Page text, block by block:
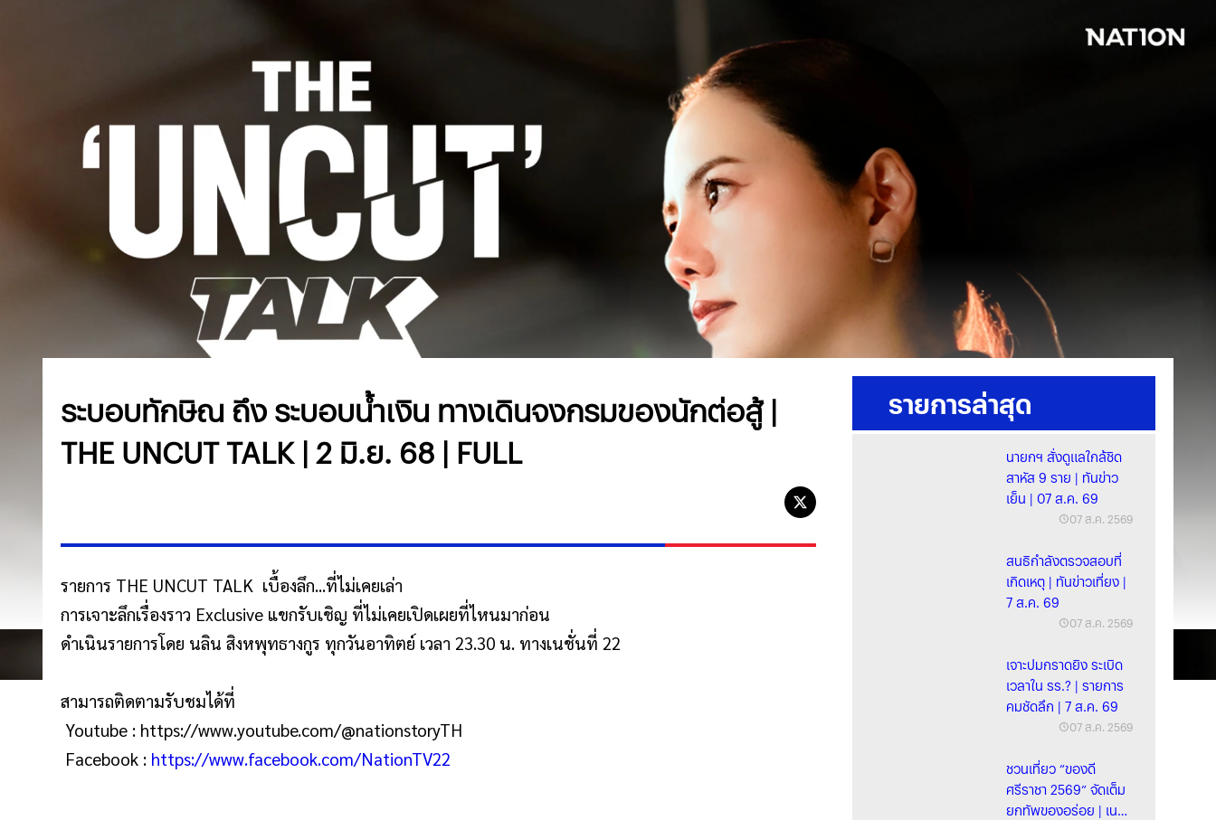
ระบอบทักษิณ ถึง ระบอบน้ำเงิน ทางเดินจงกรมของนักต่อสู้ |
THE UNCUT TALK | 2 มิ.ย. 68 | FULL
รายการ THE UNCUT TALK เบื้องลึก...ที่ไม่เคยเล่า
การเจาะลึกเรื่องราว Exclusive แขกรับเชิญ ที่ไม่เคยเปิดเผยที่ไหนมาก่อน
ดำเนินรายการโดย นลิน สิงหพุทธางกูร ทุกวันอาทิตย์ เวลา 23.30 น. ทางเนชั่นที่ 22
สามารถติดตามรับชมได้ที่
Youtube : https://www.youtube.com/@nationstoryTH
Facebook : https://www.facebook.com/NationTV22
รายการล่าสุด
นายกฯ สั่งดูแลใกล้ชิด
สาหัส 9 ราย | ทันข่าว
เย็น | 07 ส.ค. 69
07 ส.ค. 2569
สนธิกำลังตรวจสอบที่
เกิดเหตุ | ทันข่าวเที่ยง |
7 ส.ค. 69
07 ส.ค. 2569
เจาะปมกราดยิง ระเบิด
เวลาใน รร.? | รายการ
คมชัดลึก | 7 ส.ค. 69
07 ส.ค. 2569
ชวนเที่ยว “ของดี
ศรีราชา 2569” จัดเต็ม
ยกทัพของอร่อย | เนชั่